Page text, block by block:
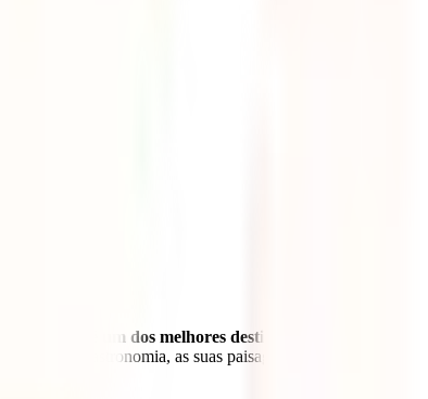
Asiático,
é um dos melhores destinos para a tua
a sua gastronomia, as suas paisagens e as suas